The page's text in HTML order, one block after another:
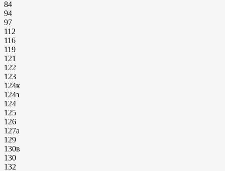
84
94
97
112
116
119
121
122
123
124к
124з
124
125
126
127а
129
130в
130
132